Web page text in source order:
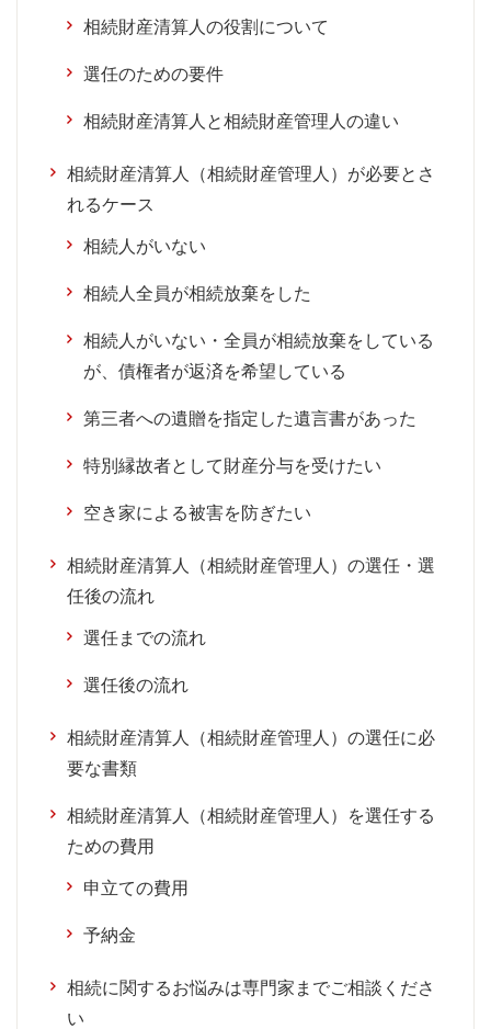
相続財産清算人の役割について
選任のための要件
相続財産清算人と相続財産管理人の違い
相続財産清算人（相続財産管理人）が必要とさ
れるケース
相続人がいない
相続人全員が相続放棄をした
相続人がいない・全員が相続放棄をしている
が、債権者が返済を希望している
第三者への遺贈を指定した遺言書があった
特別縁故者として財産分与を受けたい
空き家による被害を防ぎたい
相続財産清算人（相続財産管理人）の選任・選
任後の流れ
選任までの流れ
選任後の流れ
相続財産清算人（相続財産管理人）の選任に必
要な書類
相続財産清算人（相続財産管理人）を選任する
ための費用
申立ての費用
予納金
相続に関するお悩みは専門家までご相談くださ
い